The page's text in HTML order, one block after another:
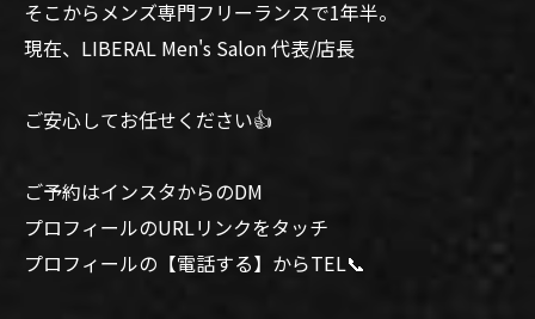
そこからメンズ専門フリーランスで1年半。
現在、LIBERAL Men's Salon 代表/店長
ご安心してお任せください👍
ご予約はインスタからのDM
プロフィールのURLリンクをタッチ
プロフィールの【電話する】からTEL📞